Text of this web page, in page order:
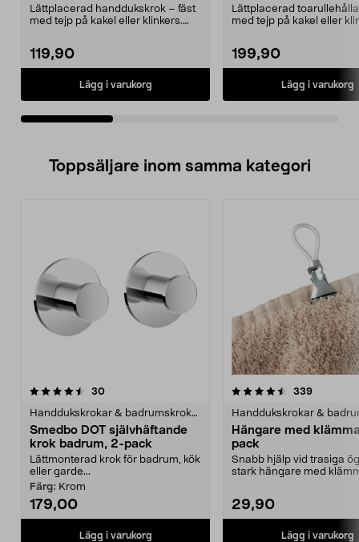
metall
Lättplacerad handdukskrok – fäst
med tejp på kakel eller klinkers.
119,90
Lägg i varukorg
bambu och svart
Lättplacerad
med tejp på kakel eller
199,90
Lägg i varukorg
Toppsäljare inom samma kategori
30recensioner
Handdukskrokar & badrumskrokar
Smedbo DOT självhäftande
krok badrum, 2-pack
Lättmonterad krok för badrum, kök
eller garde...
Färg: Krom
179,00
Lägg i varukorg
4.5 av 5 stjärnor 339
Hängare med
pack
Snabb hjälp vid trasiga
stark hängare med
29,90
Lägg i varukorg
4.5 av 5 stjärnor